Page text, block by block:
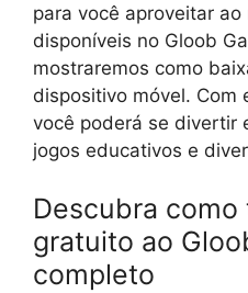
para você aproveitar ao
disponíveis no Gloob
mostraremos como
dispositivo móvel. Com
você poderá se divertir
jogos educativos e
Descubra como
gratuito ao
completo